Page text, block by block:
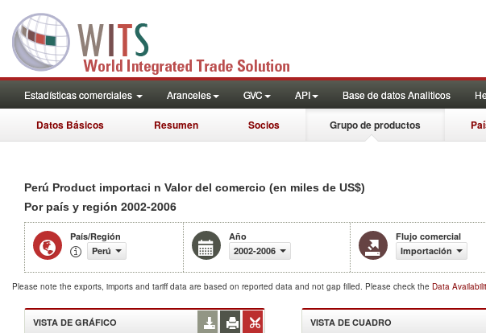
Estadísticas comerciales Aranceles GVC API Base de datos Analiticos
Datos Básicos Resumen Socios Grupo de productos
Perú Product importaci n Valor del comercio (en miles de US$)
Por país y región 2002-2006
País/Región
Perú
Año
2002-2006
Flujo comercial
Importación
Please note the exports, imports and tariff data are based on reported data and not gap filled. Please check the Data
VISTA DE GRÁFICO VISTA DE CUADRO